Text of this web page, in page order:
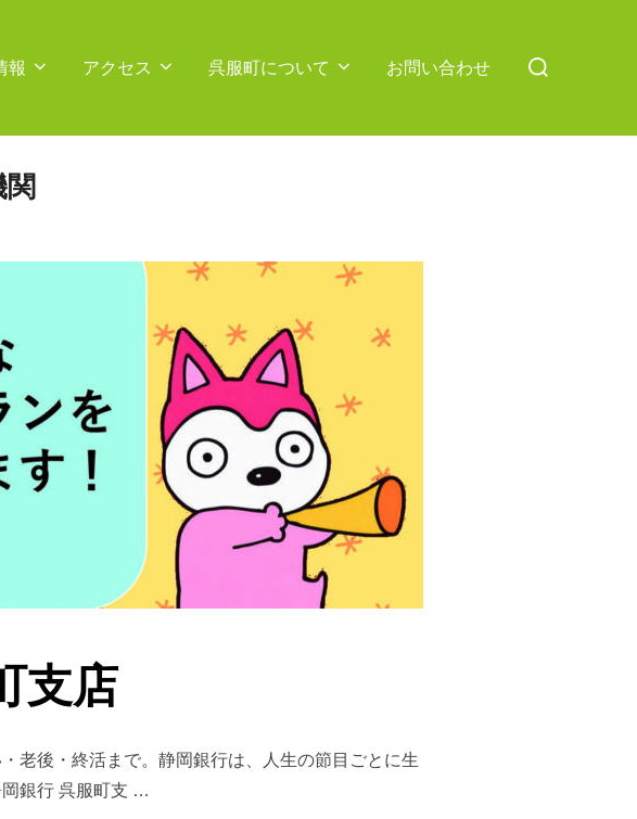
報 アクセス 呉服町について お問い合わせ
検
支店
老後・終活まで。静岡銀行は、人生の節目ごとに生
岡銀行 呉服町支 …